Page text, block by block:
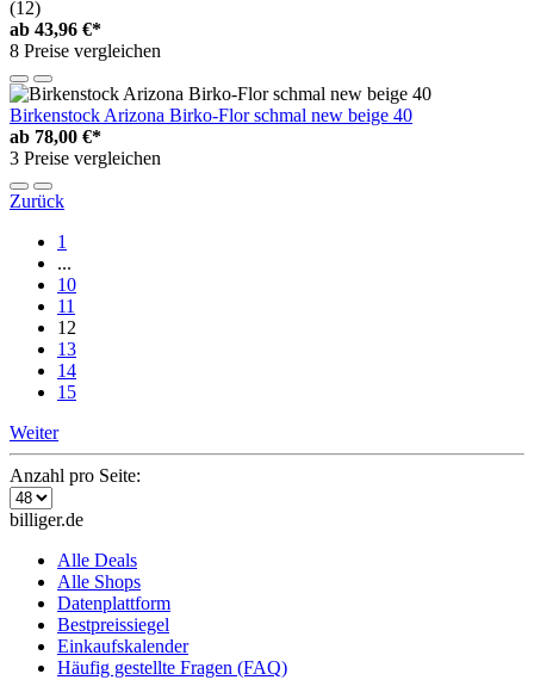
(12)
ab 43,96 €*
8 Preise vergleichen
Birkenstock Arizona Birko-Flor schmal new beige 40
ab 78,00 €*
3 Preise vergleichen
Zurück
1
...
10
11
12
13
14
15
Weiter
Anzahl pro Seite:
billiger.de
Alle Deals
Alle Shops
Datenplattform
Bestpreissiegel
Einkaufskalender
Häufig gestellte Fragen (FAQ)